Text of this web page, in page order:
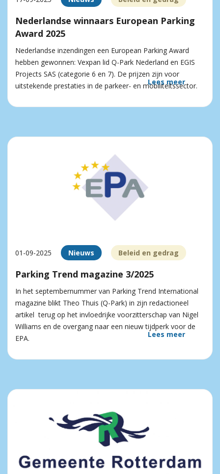
Nederlandse winnaars European Parking
Award 2025
Nederlandse inzendingen een European Parking Award
hebben gewonnen: Vexpan lid Q-Park Nederland en EGIS
Projects SAS (categorie 6 en 7). De prijzen zijn voor
uitstekende prestaties in de parkeer- en mobiliteitssector.
Lees meer
01-09-2025 Nieuws Beleid en gedrag
Parking Trend magazine 3/2025
In het septembernummer van Parking Trend International
magazine blikt Theo Thuis (Q-Park) in zijn redactioneel
artikel terug op het invloedrijke voorzitterschap van Nigel
Williams en de overgang naar een nieuw tijdperk voor de
EPA.
Lees meer